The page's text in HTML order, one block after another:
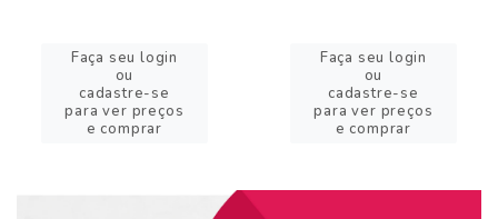
Faça seu login
ou
cadastre-se
para ver preços
e comprar
Faça seu login
ou
cadastre-se
para ver preços
e comprar